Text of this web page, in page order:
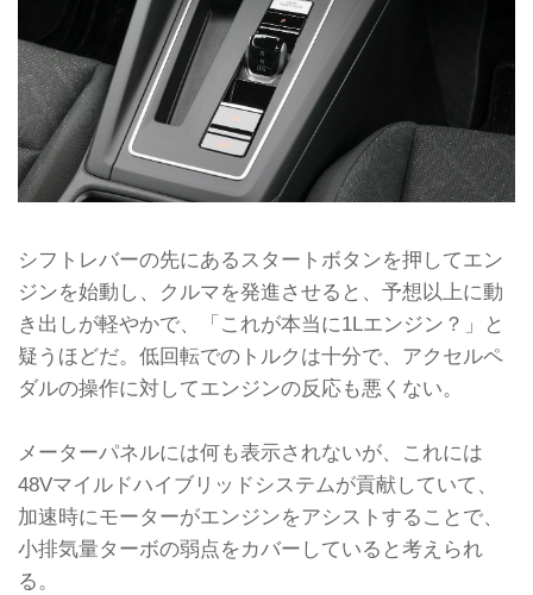
シフトレバーの先にあるスタートボタンを押してエン
ジンを始動し、クルマを発進させると、予想以上に動
き出しが軽やかで、「これが本当に1Lエンジン？」と
疑うほどだ。低回転でのトルクは十分で、アクセルペ
ダルの操作に対してエンジンの反応も悪くない。
メーターパネルには何も表示されないが、これには
48Vマイルドハイブリッドシステムが貢献していて、
加速時にモーターがエンジンをアシストすることで、
小排気量ターボの弱点をカバーしていると考えられ
る。